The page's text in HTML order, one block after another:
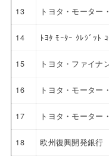
13 トヨタ・モーター
14 ﾄﾖﾀ ﾓｰﾀｰ ｸﾚｼﾞｯﾄ
15 トヨタ・ファイナ
16 トヨタ・モーター
17 トヨタ・モーター
18 欧州復興開発銀行